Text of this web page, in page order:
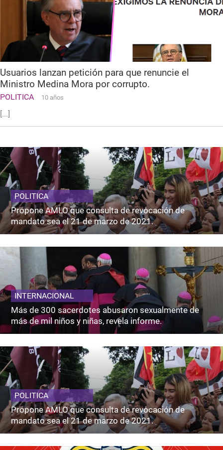
Usuarios lanzan petición para que renuncie el
Ministro Medina Mora por corrupto.
POLITICA 10 años
[...]
POLITICA
Propone AMLO que consulta de revocación de
mandato sea el 21 de marzo de 2021.
INTERNACIONAL
Más de 300 sacerdotes abusaron sexualmente de
más de mil niños y niñas, revela informe.
POLITICA
Propone AMLO que consulta de revocación de
mandato sea el 21 de marzo de 2021.